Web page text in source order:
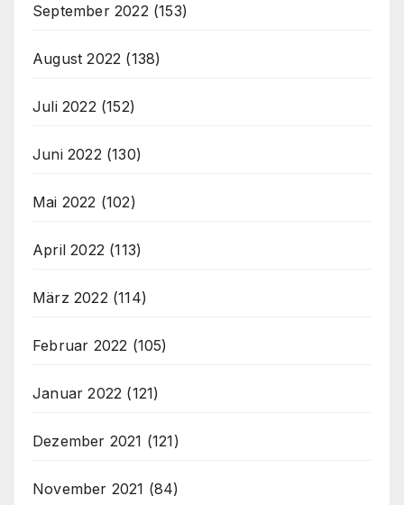
September 2022 (153)
August 2022 (138)
Juli 2022 (152)
Juni 2022 (130)
Mai 2022 (102)
April 2022 (113)
März 2022 (114)
Februar 2022 (105)
Januar 2022 (121)
Dezember 2021 (121)
November 2021 (84)